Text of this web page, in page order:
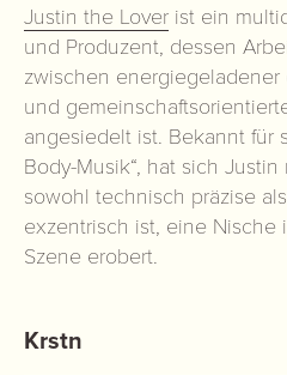
Justin the Lover ist ein
und Produzent, dessen
zwischen
und
angesiedelt ist. Bekannt für
Body-Musik“, hat sich
sowohl technisch präzise
exzentrisch ist, eine Nische
Szene erobert.
Krstn